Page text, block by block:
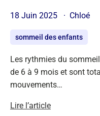
18 Juin 2025 Chloé
sommeil des enfants
Les rythmies du
de 6 à 9 mois et sont
mouvements…
Lire l’article